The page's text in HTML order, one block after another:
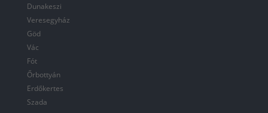
Dunakeszi
Veresegyház
Göd
Vác
Fót
Őrbottyán
Erdőkertes
Szada